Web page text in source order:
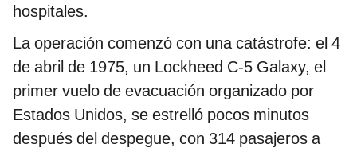
hospitales.
La operación comenzó con una catástrofe: el 4
de abril de 1975, un Lockheed C-5 Galaxy, el
primer vuelo de evacuación organizado por
Estados Unidos, se estrelló pocos minutos
después del despegue, con 314 pasajeros a